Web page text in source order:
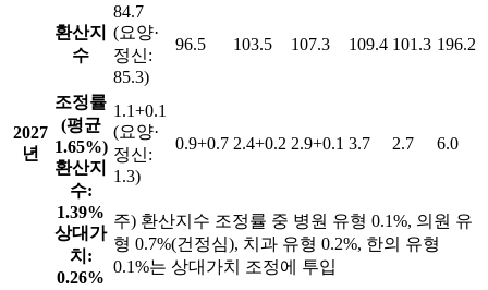
2027
년
환산지
수
84.7
(요양·
정신:
85.3)
96.5 103.5 107.3 109.4 101.3 196.2
조정률
(평균
1.65%)
환산지
수:
1.39%
상대가
치:
0.26%
1.1+0.1
(요양·
정신:
1.3)
0.9+0.7 2.4+0.2 2.9+0.1 3.7 2.7 6.0
주) 환산지수 조정률 중 병원 유형 0.1%, 의원 유
형 0.7%(건정심), 치과 유형 0.2%, 한의 유형
0.1%는 상대가치 조정에 투입